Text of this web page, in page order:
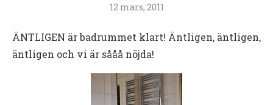
12 mars, 2011
ÄNTLIGEN är badrummet klart! Äntligen, äntligen,
äntligen och vi är sååå nöjda!